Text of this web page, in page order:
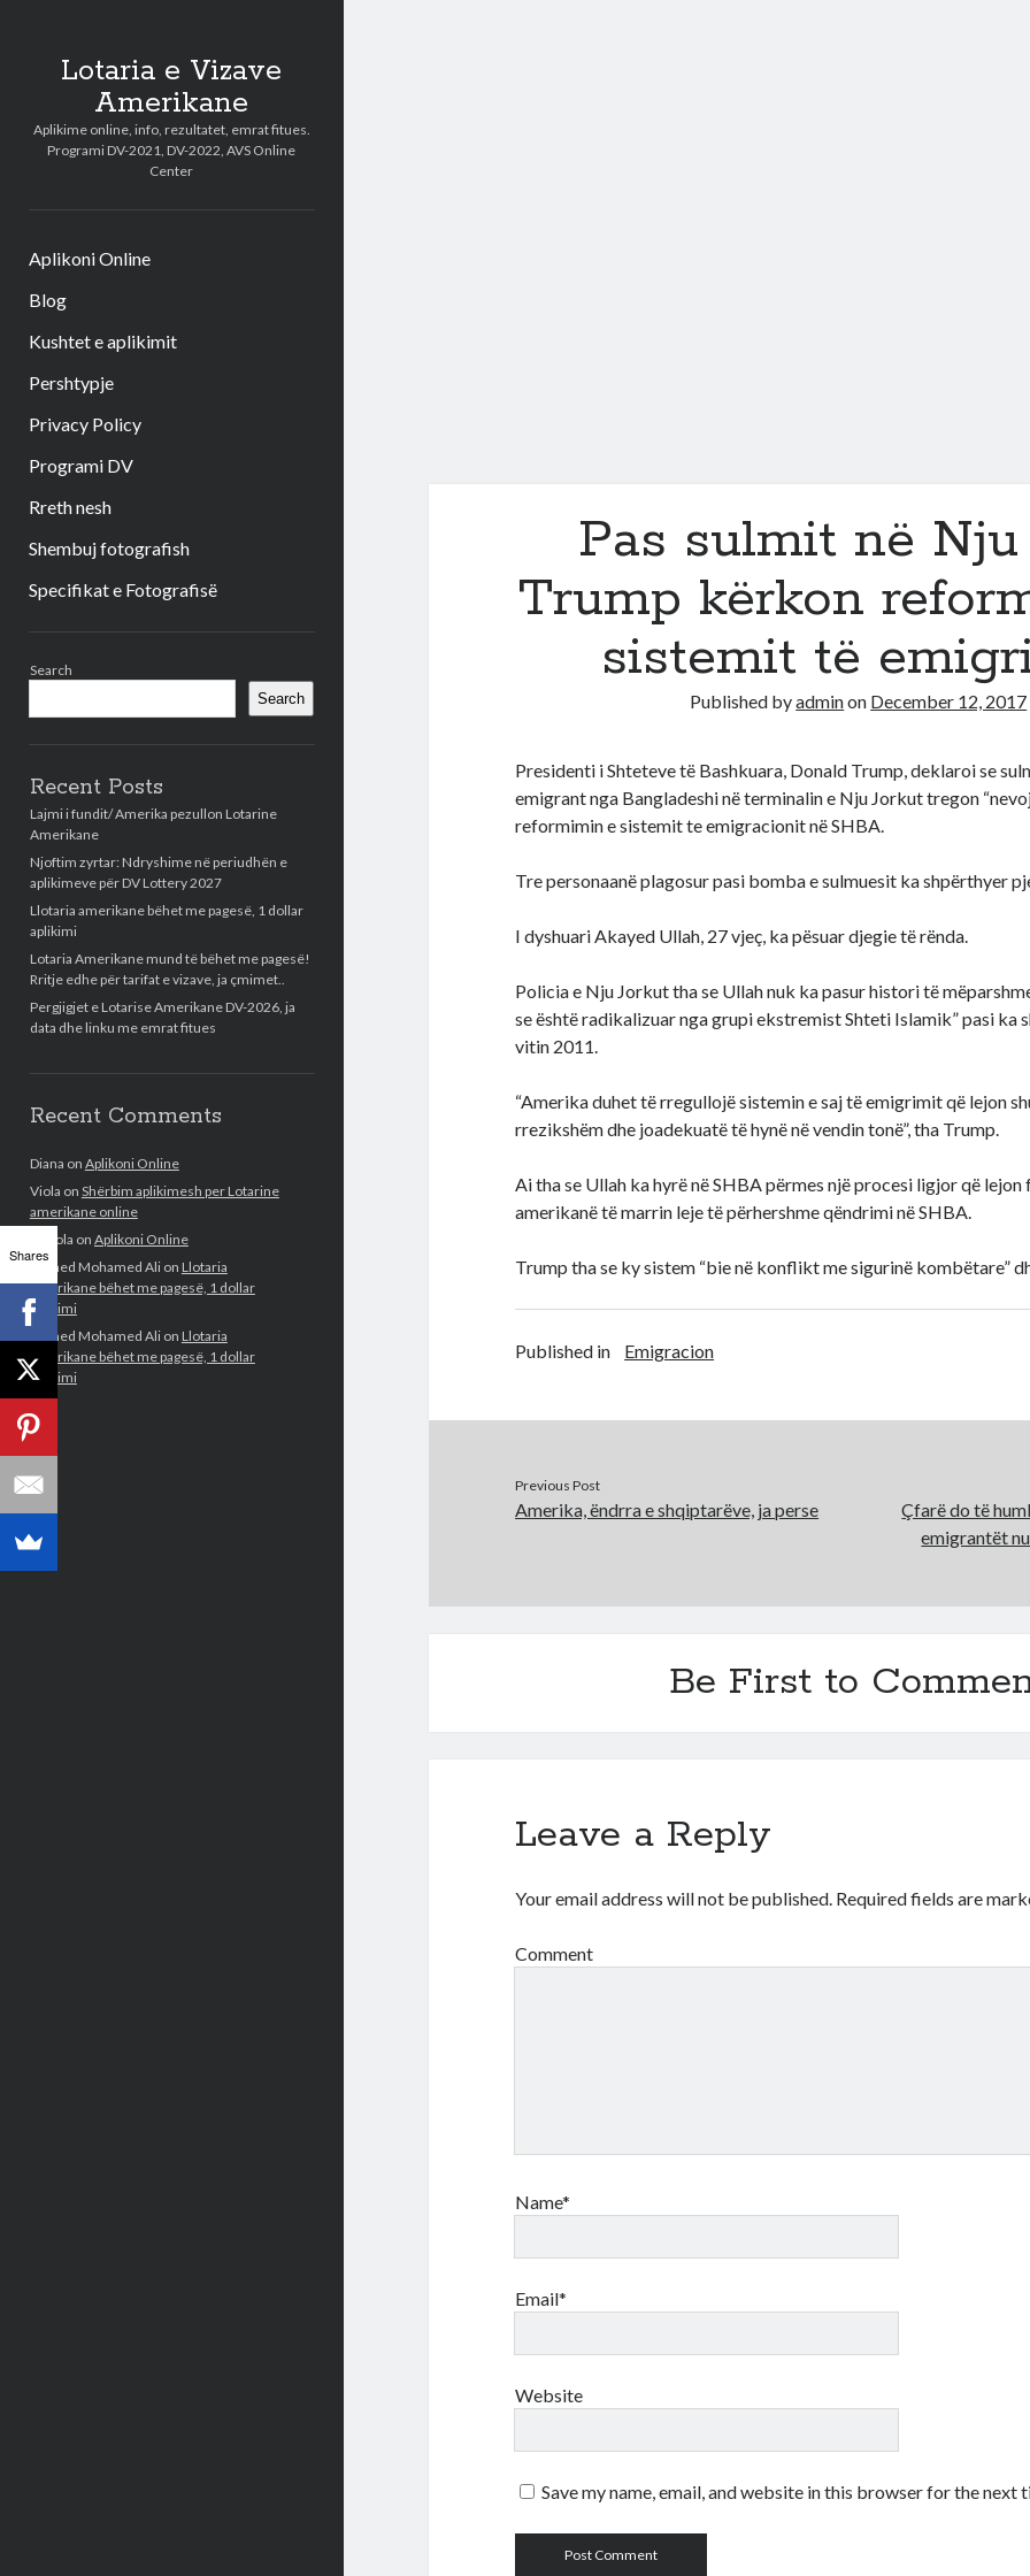
Lotaria e Vizave
Amerikane
Aplikime online, info, rezultatet, emrat fitues.
Programi DV-2021, DV-2022, AVS Online
Center
Aplikoni Online
Blog
Kushtet e aplikimit
Pershtypje
Privacy Policy
Programi DV
Rreth nesh
Shembuj fotografish
Specifikat e Fotografisë
Search
Search
Recent Posts
Lajmi i fundit/ Amerika pezullon Lotarine
Amerikane
Njoftim zyrtar: Ndryshime në periudhën e
aplikimeve për DV Lottery 2027
Llotaria amerikane bëhet me pagesë, 1 dollar
aplikimi
Lotaria Amerikane mund të bëhet me pagesë!
Rritje edhe për tarifat e vizave, ja çmimet..
Pergjigjet e Lotarise Amerikane DV-2026, ja
data dhe linku me emrat fitues
Recent Comments
Diana on Aplikoni Online
Viola on Shërbim aplikimesh per Lotarine
amerikane online
Fabiola on Aplikoni Online
Ahmed Mohamed Alion Llotaria
amerikane bëhet me pagesë, 1 dollar
aplikimi
Ahmed Mohamed Alion Llotaria
amerikane bëhet me pagesë, 1 dollar
aplikimi
Pas sulmit në Nju
Trump kërkon
sistemit të
Published byadminon December 12, 2017
Presidenti i Shteteve të Bashkuara, Donald Trump, deklaroi se
emigrant nga Bangladeshi në terminalin e Nju Jorkut tregon
reformimin e sistemit te emigracionit në SHBA.
Tre personaanë plagosur pasi bomba e sulmuesit ka shpërthyer
I dyshuari Akayed Ullah, 27 vjeç, ka pësuar djegie të rënda.
Policia e Nju Jorkut tha se Ullah nuk ka pasur histori të
se është radikalizuar nga grupi ekstremist Shteti Islamik” pasi ka
vitin 2011.
“Amerika duhet të rregullojë sistemin e saj të emigrimit që lejon
rrezikshëm dhe joadekuatë të hynë në vendin tonë”, tha Trump.
Ai tha se Ullah ka hyrë në SHBA përmes një procesi ligjor që
amerikanë të marrin leje të përhershme qëndrimi në SHBA.
Trump tha se ky sistem “bie në konflikt me sigurinë kombëtare”
Published in Emigracion
Previous Post
Amerika, ëndrra e shqiptarëve, ja perse
Çfarë do të
emigrantët
Be First to
Leave a Reply
Your email address will not be published. Required fields are
Comment
Name*
Email*
Website
Save my name, email, and website in this browser for the next
Shares